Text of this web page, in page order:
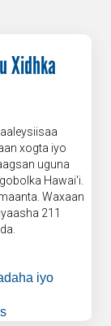
Xidhka
xogta iyo
uguna
Hawai'i.
Waxaan
211
iyo